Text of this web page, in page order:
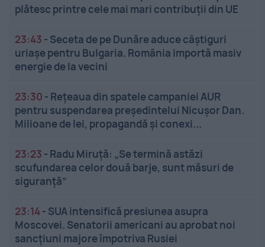
plătesc printre cele mai mari contribuții din UE
23:43 - Seceta de pe Dunăre aduce câștiguri
uriașe pentru Bulgaria. România importă masiv
energie de la vecini
23:30 - Rețeaua din spatele campaniei AUR
pentru suspendarea președintelui Nicușor Dan.
Milioane de lei, propagandă și conexi...
23:23 - Radu Miruță: „Se termină astăzi
scufundarea celor două barje, sunt măsuri de
siguranţă”
23:14- SUA intensifică presiunea asupra
Moscovei. Senatorii americani au aprobat noi
sancțiuni majore împotriva Rusiei